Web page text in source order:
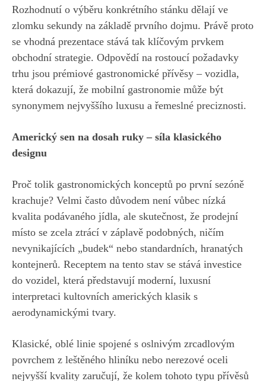
Rozhodnutí o výběru konkrétního stánku dělají ve
zlomku sekundy na základě prvního dojmu. Právě proto
se vhodná prezentace stává tak klíčovým prvkem
obchodní strategie. Odpovědí na rostoucí požadavky
trhu jsou prémiové gastronomické přívěsy – vozidla,
která dokazují, že mobilní gastronomie může být
synonymem nejvyššího luxusu a řemeslné preciznosti.
Americký sen na dosah ruky – síla klasického
designu
Proč tolik gastronomických konceptů po první sezóně
krachuje? Velmi často důvodem není vůbec nízká
kvalita podávaného jídla, ale skutečnost, že prodejní
místo se zcela ztrácí v záplavě podobných, ničím
nevynikajících „budek“ nebo standardních, hranatých
kontejnerů. Receptem na tento stav se stává investice
do vozidel, která představují moderní, luxusní
interpretaci kultovních amerických klasik s
aerodynamickými tvary.
Klasické, oblé linie spojené s oslnivým zrcadlovým
povrchem z leštěného hliníku nebo nerezové oceli
nejvyšší kvality zaručují, že kolem tohoto typu přívěsů